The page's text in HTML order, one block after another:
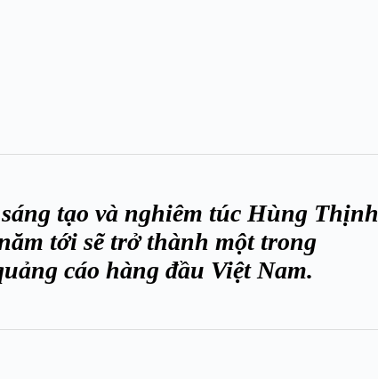
tạo và nghiêm túc Hùng Thịnh
tới sẽ trở thành một trong
cáo hàng đầu Việt Nam.